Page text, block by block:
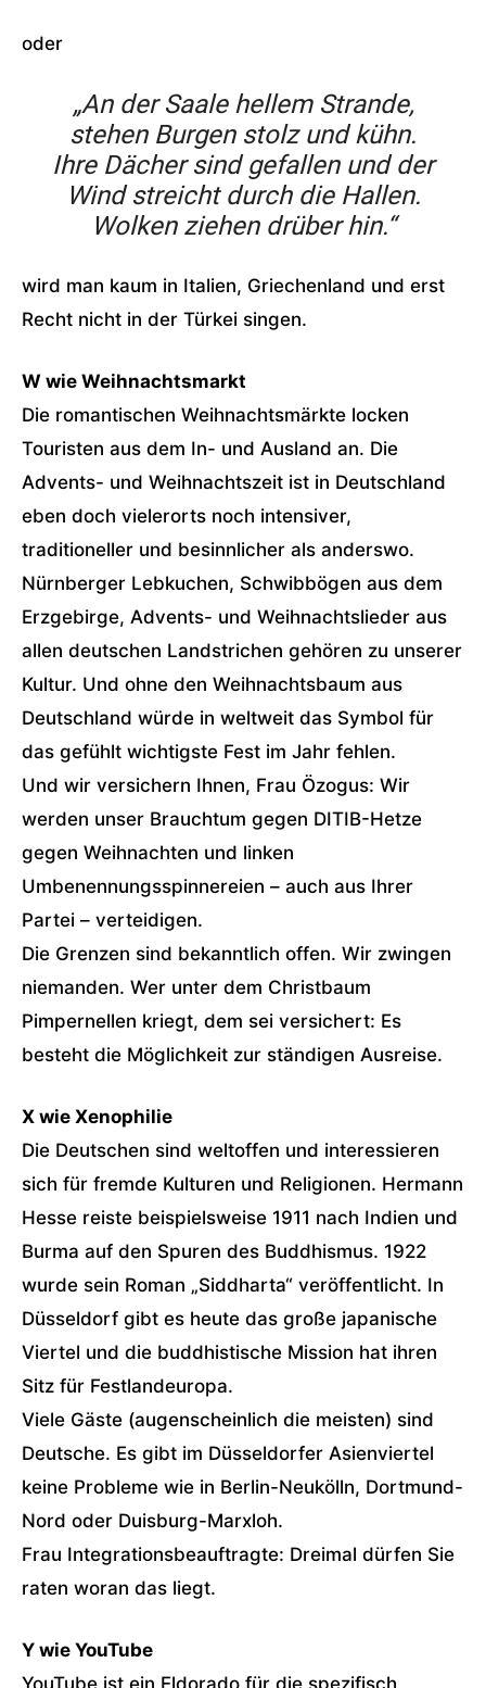
oder
„An der Saale hellem Strande,
stehen Burgen stolz und kühn.
Ihre Dächer sind gefallen und der
Wind streicht durch die Hallen.
Wolken ziehen drüber hin.“
wird man kaum in Italien, Griechenland und erst
Recht nicht in der Türkei singen.
W wie Weihnachtsmarkt
Die romantischen Weihnachtsmärkte locken
Touristen aus dem In- und Ausland an. Die
Advents- und Weihnachtszeit ist in Deutschland
eben doch vielerorts noch intensiver,
traditioneller und besinnlicher als anderswo.
Nürnberger Lebkuchen, Schwibbögen aus dem
Erzgebirge, Advents- und Weihnachtslieder aus
allen deutschen Landstrichen gehören zu unserer
Kultur. Und ohne den Weihnachtsbaum aus
Deutschland würde in weltweit das Symbol für
das gefühlt wichtigste Fest im Jahr fehlen.
Und wir versichern Ihnen, Frau Özogus: Wir
werden unser Brauchtum gegen DITIB-Hetze
gegen Weihnachten und linken
Umbenennungsspinnereien – auch aus Ihrer
Partei – verteidigen.
Die Grenzen sind bekanntlich offen. Wir zwingen
niemanden. Wer unter dem Christbaum
Pimpernellen kriegt, dem sei versichert: Es
besteht die Möglichkeit zur ständigen Ausreise.
X wie Xenophilie
Die Deutschen sind weltoffen und interessieren
sich für fremde Kulturen und Religionen. Hermann
Hesse reiste beispielsweise 1911 nach Indien und
Burma auf den Spuren des Buddhismus. 1922
wurde sein Roman „Siddharta“ veröffentlicht. In
Düsseldorf gibt es heute das große japanische
Viertel und die buddhistische Mission hat ihren
Sitz für Festlandeuropa.
Viele Gäste (augenscheinlich die meisten) sind
Deutsche. Es gibt im Düsseldorfer Asienviertel
keine Probleme wie in Berlin-Neukölln, Dortmund-
Nord oder Duisburg-Marxloh.
Frau Integrationsbeauftragte: Dreimal dürfen Sie
raten woran das liegt.
Y wie YouTube
YouTube ist ein Eldorado für die spezifisch